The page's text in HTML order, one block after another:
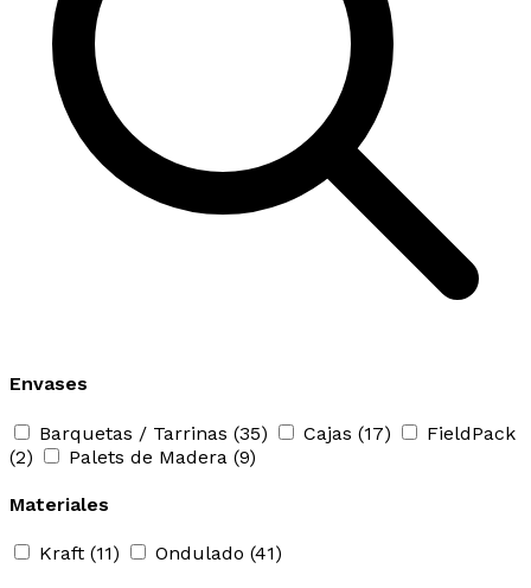
Envases
Barquetas / Tarrinas (35) Cajas (17)
FieldPack
(2)
Palets de Madera (9)
Materiales
Kraft (11) Ondulado (41)